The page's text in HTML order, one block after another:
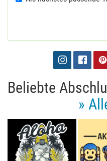
Beliebte
»